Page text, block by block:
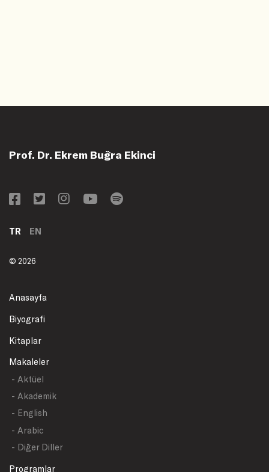
Prof. Dr. Ekrem Buğra Ekinci
TR EN
© 2026
Anasayfa
Biyografi
Kitaplar
Makaleler
- Aktüel
- Akademik
- English
- Arabic
- Diğer Diller
Programlar